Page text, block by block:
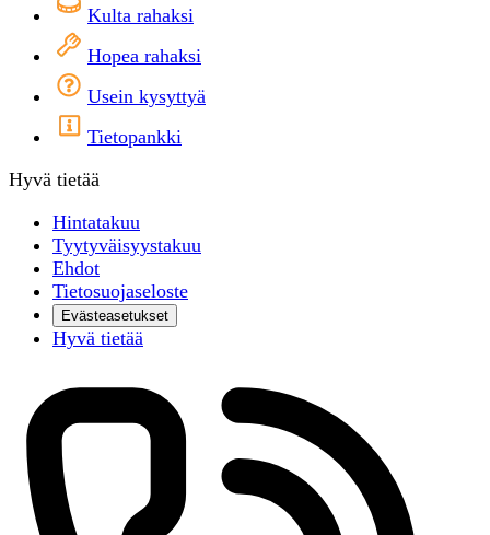
Kulta rahaksi
Hopea rahaksi
Usein kysyttyä
Tietopankki
Hyvä tietää
Hintatakuu
Tyytyväisyystakuu
Ehdot
Tietosuojaseloste
Evästeasetukset
Hyvä tietää